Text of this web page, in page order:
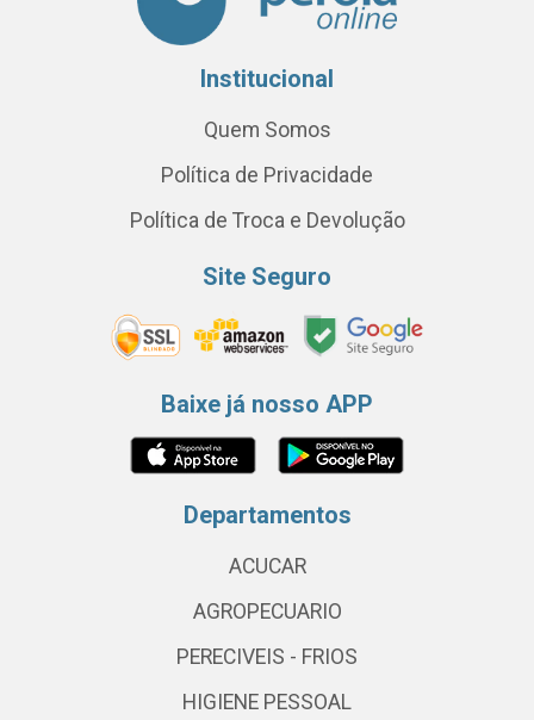
Institucional
Quem Somos
Política de Privacidade
Política de Troca e Devolução
Site Seguro
Baixe já nosso APP
Departamentos
ACUCAR
AGROPECUARIO
PERECIVEIS - FRIOS
HIGIENE PESSOAL